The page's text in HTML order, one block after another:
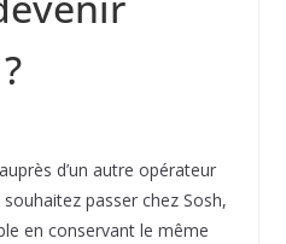
d’un autre opérateur
passer chez Sosh,
en conservant le même